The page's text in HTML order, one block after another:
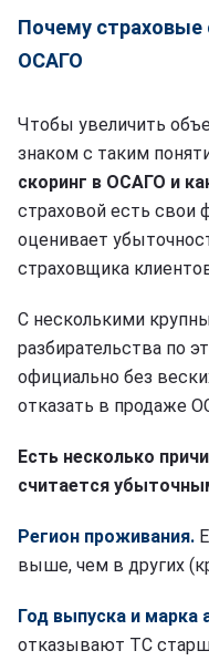
Почему
ОСАГО
Чтобы увеличить
знаком с таким
скоринг в ОСАГО и
страховой есть свои
оценивает
страховщика
С несколькими
разбирательства по
официально без
отказать в продаже
Есть несколько
считается
Регион проживания.
выше, чем в других
Год выпуска и марка
отказывают ТС